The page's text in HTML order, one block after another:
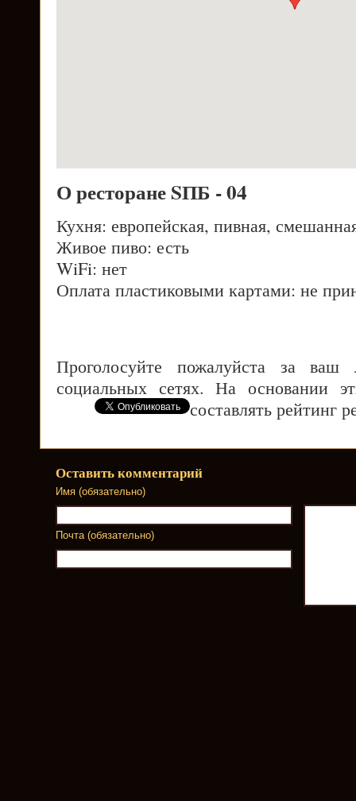
О ресторане SПБ - 04
Кухня: европейская, пивная,
Живое пиво: есть
WiFi: нет
Оплата пластиковыми картами: не
Проголосуйте пожалуйста за
социальных сетях. На основании
составлять рейтинг
Оставить комментарий
Имя (обязательно)
Почта (обязательно)